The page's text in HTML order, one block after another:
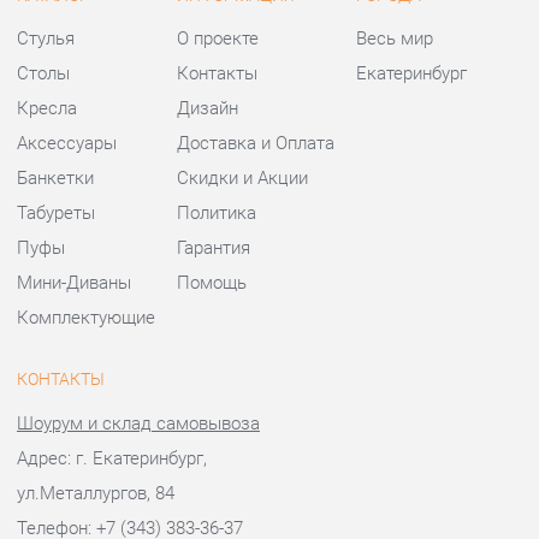
Мини-Диваны Помощь
КОНТАКТЫ
Шоурум и склад самовывоза
Адрес: г. Екатеринбург,
ул.Металлургов, 84
Телефон: +7 (343) 383-36-37
Часы работы:
Отправить сообщение
© 2009-2026 Стулья-Екатеринбург